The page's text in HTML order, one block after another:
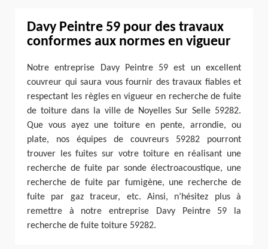
Davy Peintre 59 pour des travaux
conformes aux normes en vigueur
Notre entreprise Davy Peintre 59 est un excellent
couvreur qui saura vous fournir des travaux fiables et
respectant les règles en vigueur en recherche de fuite
de toiture dans la ville de Noyelles Sur Selle 59282.
Que vous ayez une toiture en pente, arrondie, ou
plate, nos équipes de couvreurs 59282 pourront
trouver les fuites sur votre toiture en réalisant une
recherche de fuite par sonde électroacoustique, une
recherche de fuite par fumigène, une recherche de
fuite par gaz traceur, etc. Ainsi, n’hésitez plus à
remettre à notre entreprise Davy Peintre 59 la
recherche de fuite toiture 59282.